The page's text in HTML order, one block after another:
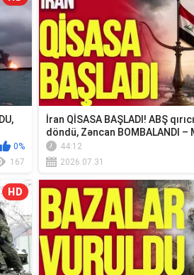
0%
167
İran QİSASA BAŞLADI! ABŞ
döndü, Zəncan BOMBALANDI –
xəbər...
44:12
2026.07.31
HD